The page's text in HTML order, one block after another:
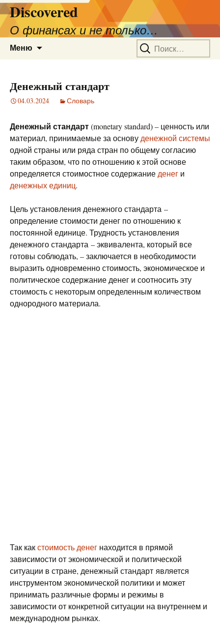
Discovered
О финансах и не только…
Меню Найти:
Денежный стандарт
04.03.2024 Словарь
Денежный стандарт(monetary standard) – ценность или
материал, принимаемые за основу денежной системы
одной страны или ряда стран по общему согласию
таким образом, что по отношению к этой основе
определяется стоимостное содержание денег и
денежных единиц.
Цель установления денежного стандарта –
определение стоимости денег по отношению к
постоянной единице. Трудность установления
денежного стандарта – эквивалента, который все
готовы соблюдать, – заключается в необходимости
выразить одновременно стоимость, экономическое и
политическое содержание денег и соотносить эту
стоимость с некоторым определенным количеством
однородного материала.
Так какстоимость денег находится в прямой
зависимости от экономической и политической
ситуации в стране, денежный стандарт является
инструментом экономической политики и может
принимать различные формы и режимы в
зависимости от конкретной ситуации на внутреннем и
международном рынках.